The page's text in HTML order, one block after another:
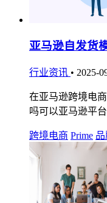
亚马逊自发货
行业资讯 • 2025-
在亚马逊跨境电
吗可以亚马逊平
跨境电商 Prime